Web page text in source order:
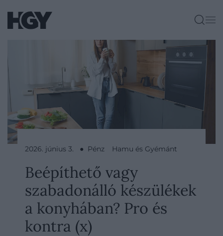
2026. június 3. ● Pénz Hamu és Gyémánt
Beépíthető vagy
szabadonálló készülékek
a konyhában? Pro és
kontra (x)